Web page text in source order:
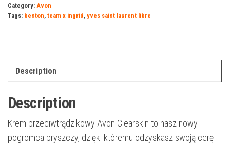
Category: Avon
Tags: benton, team x ingrid , yves saint laurent libre
Description
Description
Krem przeciwtrądzikowy Avon Clearskin to nasz nowy
pogromca pryszczy, dzięki któremu odzyskasz swoją cerę